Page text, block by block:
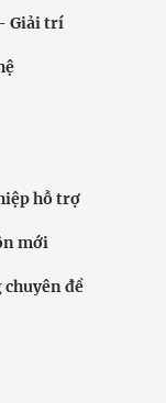
Giải trí
hỗ trợ
mới
đề